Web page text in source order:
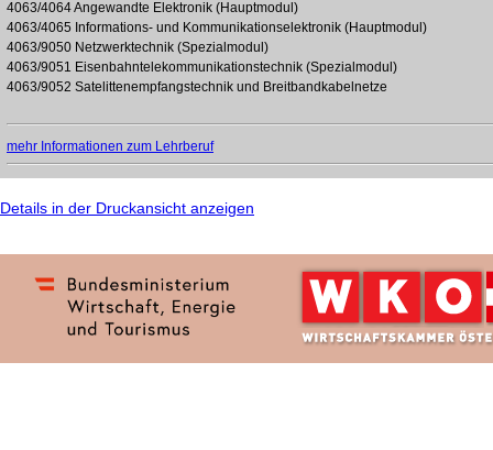
4063/4064 Angewandte Elektronik (Hauptmodul)
4063/4065 Informations- und Kommunikationselektronik (Hauptmodul)
4063/9050 Netzwerktechnik (Spezialmodul)
4063/9051 Eisenbahntelekommunikationstechnik (Spezialmodul)
4063/9052 Satelittenempfangstechnik und Breitbandkabelnetze
mehr Informationen zum Lehrberuf
Details in der Druckansicht anzeigen